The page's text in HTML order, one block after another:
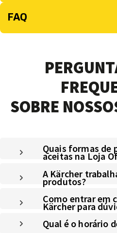
FAQ
SOBRE
Quais formas de
aceitas na Loja
A Kärcher
produtos?
Como entrar em
Kärcher para
Qual é o horário